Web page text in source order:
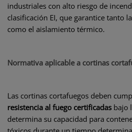
industriales con alto riesgo de
clasificación EI, que garantice tanto
como el aislamiento térmico.
Normativa aplicable a cortinas
Las cortinas cortafuegos deben
resistencia al fuego certificadas bajo
determina su capacidad para